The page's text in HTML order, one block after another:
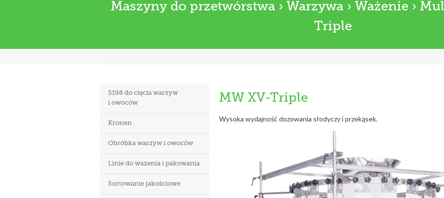
Maszyny do przetwórstwa › Warzywa › Ważenie ›
Triple
S198 do cięcia warzyw
i owoców
Kronen
Obróbka warzyw i owoców
Linie do ważenia i pakowania
Sortowanie jakościowe
MW XV-Triple
Wysoka wydajność dozowania słodyczy i przekąsek.